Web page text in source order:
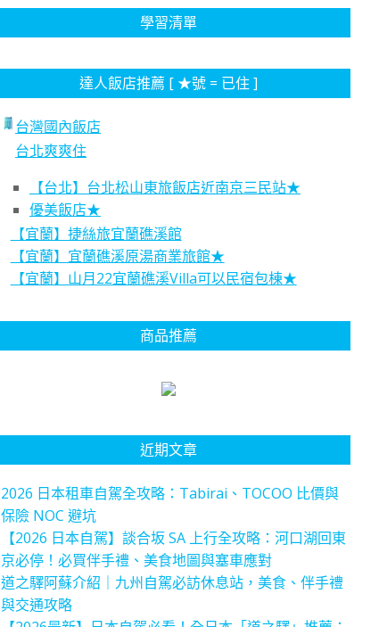
學習清單
達人飯店推薦 [ ★號 = 已住 ]
台灣國內飯店
台北爽爽住
【台北】台北松山東旅飯店近南京三民站★
優美飯店★
【宜蘭】捷絲旅宜蘭礁溪館
【宜蘭】宜蘭礁溪原湯商業旅館★
【宜蘭】山月22宜蘭礁溪Villa可以民宿包棟★
商品推薦
近期文章
2026 日本租車自駕全攻略：Tabirai、TOCOO 比價與
保險 NOC 避坑
【2026 日本自駕】談合坂 SA 上行全攻略：河口湖回東
京必停！必買伴手禮、美食地圖與塞車應對
道之驛阿蘇介紹｜九州自駕必訪休息站，美食、伴手禮
與交通攻略